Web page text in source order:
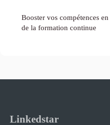
Booster vos compétences
de la formation continue
Linkedstar